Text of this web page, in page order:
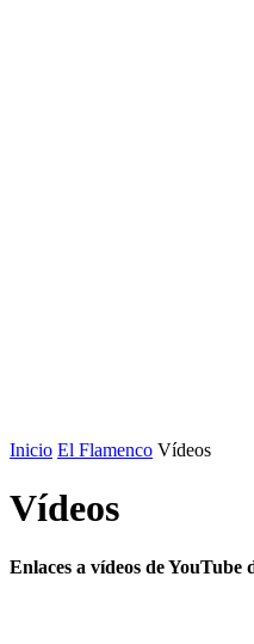
Inicio El Flamenco Vídeos
Vídeos
Enlaces a vídeos de YouTube